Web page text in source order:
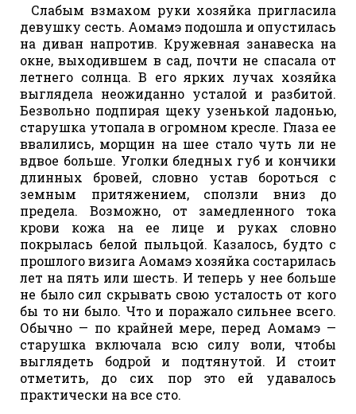
Слабым взмахом руки хозяйка пригласила
девушку сесть. Аомамэ подошла и опустилась
на диван напротив. Кружевная занавеска на
окне, выходившем в сад, почти не спасала от
летнего солнца. В его ярких лучах хозяйка
выглядела неожиданно усталой и разбитой.
Безвольно подпирая щеку узенькой ладонью,
старушка утопала в огромном кресле. Глаза ее
ввалились, морщин на шее стало чуть ли не
вдвое больше. Уголки бледных губ и кончики
длинных бровей, словно устав бороться с
земным притяжением, сползли вниз до
предела. Возможно, от замедленного тока
крови кожа на ее лице и руках словно
покрылась белой пыльцой. Казалось, будто с
прошлого визига Аомамэ хозяйка состарилась
лет на пять или шесть. И теперь у нее больше
не было сил скрывать свою усталость от кого
бы то ни было. Что и поражало сильнее всего.
Обычно — по крайней мере, перед Аомамэ —
старушка включала всю силу воли, чтобы
выглядеть бодрой и подтянутой. И стоит
отметить, до сих пор это ей удавалось
практически на все сто.